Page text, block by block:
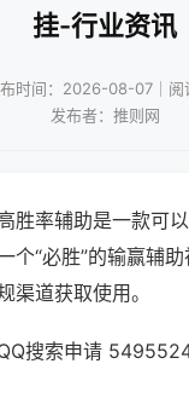
挂-行业资讯
时间：2026-08-07｜阅
发布者：推则网
胜率辅助是一款可
个“必胜”的输赢辅
渠道获取使用。
搜索申请